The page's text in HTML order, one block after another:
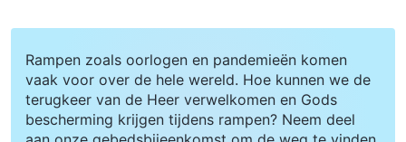
Rampen zoals oorlogen en pandemieën komen
vaak voor over de hele wereld. Hoe kunnen we de
terugkeer van de Heer verwelkomen en Gods
bescherming krijgen tijdens rampen? Neem deel